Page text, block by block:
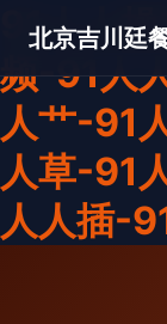
91人人
频-91人
人艹-91
人草-91
人人插-
北京吉川廷